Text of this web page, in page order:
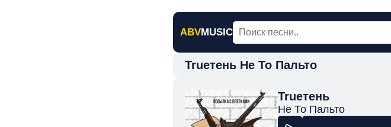
ABVMUSIC
Trueтень Не То Пальто
Trueтень
Не То Пальто